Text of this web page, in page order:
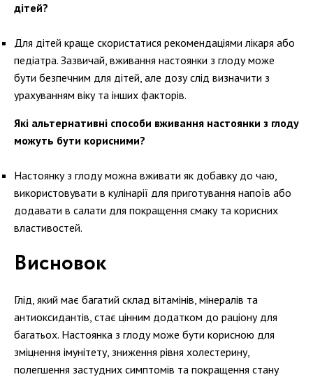
дітей?
Для дітей краще скористатися рекомендаціями лікаря або
педіатра. Зазвичай, вживання настоянки з глоду може
бути безпечним для дітей, але дозу слід визначити з
урахуванням віку та інших факторів.
Які альтернативні способи вживання настоянки з глоду
можуть бути корисними?
Настоянку з глоду можна вживати як добавку до чаю,
використовувати в кулінарії для приготування напоїв або
додавати в салати для покращення смаку та корисних
властивостей.
Висновок
Глід, який має багатий склад вітамінів, мінералів та
антиоксидантів, стає цінним додатком до раціону для
багатьох. Настоянка з глоду може бути корисною для
зміцнення імунітету, зниження рівня холестерину,
полегшення застудних симптомів та покращення стану